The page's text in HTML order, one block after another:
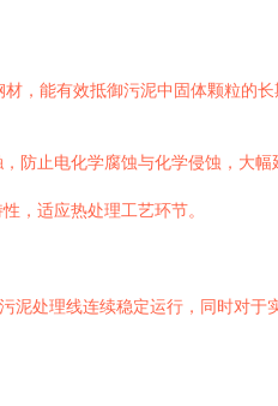
，能有效抵御污泥中固体颗粒的长
防止电化学腐蚀与化学侵蚀，大幅
，适应热处理工艺环节。
处理线连续稳定运行，同时对于